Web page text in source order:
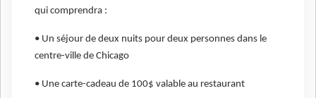
qui comprendra :
• Un séjour de deux nuits pour deux personnes dans le
centre-ville de Chicago
• Une carte-cadeau de 100$ valable au restaurant